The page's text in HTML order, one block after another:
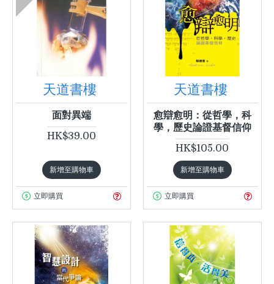
天道書樓
面對異端
HK$39.00
新增至購物車
立即購買
天道書樓
愈辯愈明：從哲學，科
學，歷史論證基督信仰
HK$105.00
新增至購物車
立即購買